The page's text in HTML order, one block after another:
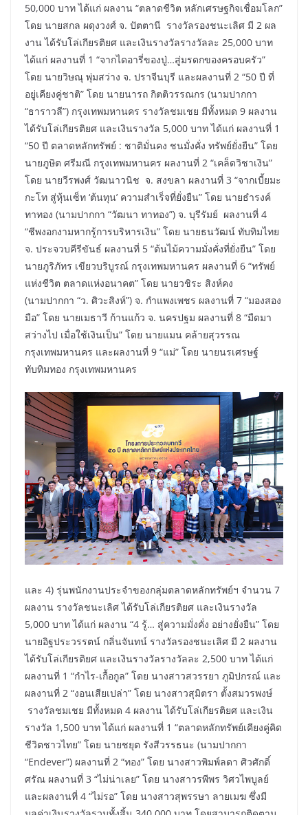
50,000 บาท ได้แก่ ผลงาน “ตลาดชีวิต หลักเศรษฐกิจเชื่อมโลก”
โดย นายสกล ผดุงวงศ์ จ. ปัตตานี รางวัลรองชนะเลิศ มี 2 ผล
งาน ได้รับโล่เกียรติยศ และเงินรางวัลรางวัลละ 25,000 บาท
ได้แก่ ผลงานที่ 1 “จากไดอารี่ของปู่…สู่มรดกของครอบครัว”
โดย นายวิษณุ พุ่มสว่าง จ. ปราจีนบุรี และผลงานที่ 2 “50 ปี ที่
อยู่เคียงคู่ชาติ” โดย นายนารถ กิตติวรรณกร (นามปากกา
“ธาราวลี”) กรุงเทพมหานคร รางวัลชมเชย มีทั้งหมด 9 ผลงาน
ได้รับโล่เกียรติยศ และเงินรางวัล 5,000 บาท ได้แก่ ผลงานที่ 1
“50 ปี ตลาดหลักทรัพย์ : ชาติมั่นคง ชนมั่งคั่ง ทรัพย์ยั่งยืน” โดย
นายภูษิต ศรีมณี กรุงเทพมหานคร ผลงานที่ 2 “เคล็ดวิชาเงิน”
โดย นายวีรพงศ์ วัฒนาวนิช จ. สงขลา ผลงานที่ 3 “จากเบี้ยมะ
กะโท สู่หุ้นเซ็ท ‘ต้นทุน’ ความสำเร็จที่ยั่งยืน” โดย นายธำรงค์
ทาทอง (นามปากกา “วัฒนา ทาทอง”) จ. บุรีรัมย์ ผลงานที่ 4
“ชีพงอกงามหากรู้การบริหารเงิน” โดย นายธนวัฒน์ ทับทิมไทย
จ. ประจวบคีรีขันธ์ ผลงานที่ 5 “ต้นไม้ความมั่งคั่งที่ยั่งยืน” โดย
นายภูริภัทร เขียวบริบูรณ์ กรุงเทพมหานคร ผลงานที่ 6 “ทรัพย์
แห่งชีวิต ตลาดแห่งอนาคต” โดย นายวชิระ สิงห์คง
(นามปากกา “ว. ศิวะสิงห์”) จ. กำแพงเพชร ผลงานที่ 7 “มองสอง
มือ” โดย นายเมธาวี ก้านแก้ว จ. นครปฐม ผลงานที่ 8 “มืดมา
สว่างไป เมื่อใช้เงินเป็น” โดย นายแมน คล้ายสุวรรณ
กรุงเทพมหานคร และผลงานที่ 9 “แม่” โดย นายนรเศรษฐ์
ทับทิมทอง กรุงเทพมหานคร
และ 4) รุ่นพนักงานประจำของกลุ่มตลาดหลักทรัพย์ฯ จำนวน 7
ผลงาน รางวัลชนะเลิศ ได้รับโล่เกียรติยศ และเงินรางวัล
5,000 บาท ได้แก่ ผลงาน “4 รู้… สู่ความมั่งคั่ง อย่างยั่งยืน” โดย
นายอิฐประวรรตน์ กลิ่นจันทน์ รางวัลรองชนะเลิศ มี 2 ผลงาน
ได้รับโล่เกียรติยศ และเงินรางวัลรางวัลละ 2,500 บาท ได้แก่
ผลงานที่ 1 “กำไร-เกื้อกูล” โดย นางสาวสวรรยา ภูมิปกรณ์ และ
ผลงานที่ 2 “งอนเสียเปล่า” โดย นางสาวสุมิตรา ตั้งสมวรพงษ์
รางวัลชมเชย มีทั้งหมด 4 ผลงาน ได้รับโล่เกียรติยศ และเงิน
รางวัล 1,500 บาท ได้แก่ ผลงานที่ 1 “ตลาดหลักทรัพย์เคียงคู่คิด
ชีวิตชาวไทย” โดย นายชยุต รังสีวรรธนะ (นามปากกา
“Endever”) ผลงานที่ 2 “ทอง” โดย นางสาวพิมพ์ลดา ศิวศักดิ์
ศรัณ ผลงานที่ 3 “ไม่น่าเลย” โดย นางสาวรพีพร วิศวไพบูลย์
และผลงานที่ 4 “ไม่รอ” โดย นางสาวสุพรรษา ลายเมฆ ซึ่งมี